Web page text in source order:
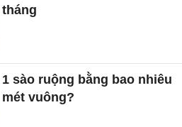
tháng
1 sào ruộng bằng bao nhiêu
mét vuông?